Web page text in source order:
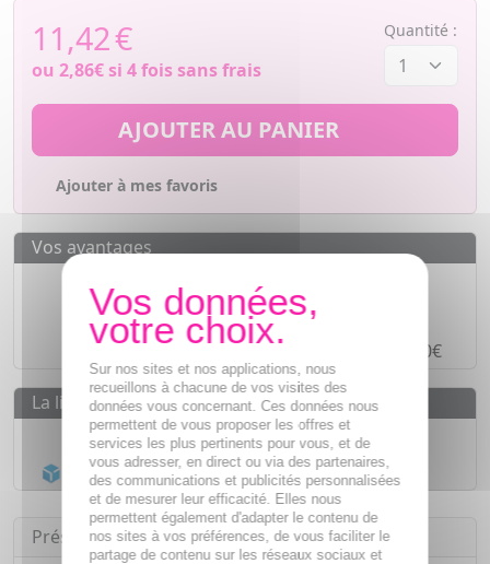
11,42€
ou 2,86€si 4 fois sans frais
Quantité :
AJOUTER AU PANIER
Ajouter à mes favoris
Vos avantages
IMBATTABLES
Paiement en ligneSÉCURISÉ
Paiement en
4 fois sans frais à partir de 30€
La livraison
Livraison gratuite dès55€
Acheminement Chronopost en 24h*
Présentation
Sur nos sites et nos applications, nous
recueillons à chacune de vos visites des
données vous concernant. Ces données nous
permettent de vous proposer les offres et
services les plus pertinents pour vous, et de
vous adresser, en direct ou via des partenaires,
des communications et publicités personnalisées
et de mesurer leur efficacité. Elles nous
permettent également d'adapter le contenu de
nos sites à vos préférences, de vous faciliter le
partage de contenu sur les réseaux sociaux et